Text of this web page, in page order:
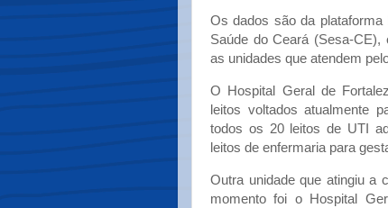
Os dados são da plataforma
Saúde do Ceará (Sesa-CE),
as unidades que atendem
O Hospital Geral de
leitos voltados atualmente
todos os 20 leitos de UTI
leitos de enfermaria para
Outra unidade que atingiu a
momento foi o Hospital